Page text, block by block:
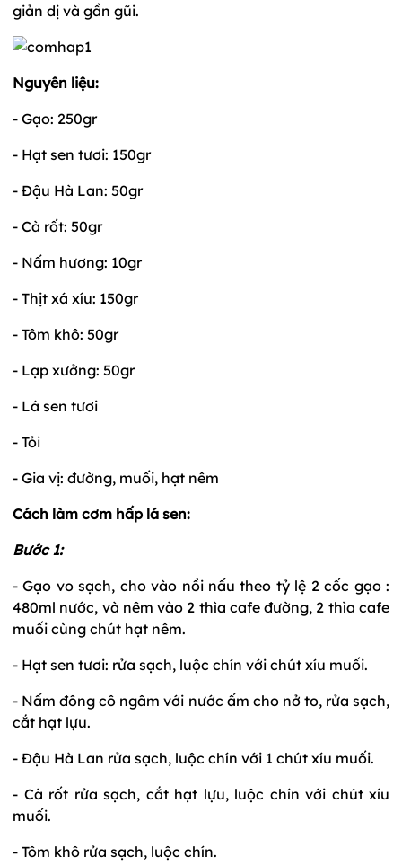
giản dị và gần gũi.
Nguyên liệu:
- Gạo: 250gr
- Hạt sen tươi: 150gr
- Đậu Hà Lan: 50gr
- Cà rốt: 50gr
- Nấm hương: 10gr
- Thịt xá xíu: 150gr
- Tôm khô: 50gr
- Lạp xưởng: 50gr
- Lá sen tươi
- Tỏi
- Gia vị: đường, muối, hạt nêm
Cách làm cơm hấp lá sen:
Bước 1:
- Gạo vo sạch, cho vào nồi nấu theo tỷ lệ 2 cốc gạo :
480ml nước, và nêm vào 2 thìa cafe đường, 2 thìa cafe
muối cùng chút hạt nêm.
- Hạt sen tươi: rửa sạch, luộc chín với chút xíu muối.
- Nấm đông cô ngâm với nước ấm cho nở to, rửa sạch,
cắt hạt lựu.
- Đậu Hà Lan rửa sạch, luộc chín với 1 chút xíu muối.
- Cà rốt rửa sạch, cắt hạt lựu, luộc chín với chút xíu
muối.
- Tôm khô rửa sạch, luộc chín.